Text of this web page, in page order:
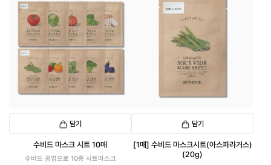
담기
수비드 마스크 시트 10매
수비드 공법으로 10종 시트마스크
담기
[1매] 수비드 마스크시트(아스파라거스)
(20g)